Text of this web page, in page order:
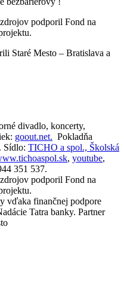
podporil Fond na
Staré Mesto – Bratislava a
divadlo, koncerty,
goout.net. Pokladňa
Sídlo: TICHO a spol., Školská
, youtube,
351 537.
podporil Fond na
vďaka finančnej podpore
Tatra banky. Partner